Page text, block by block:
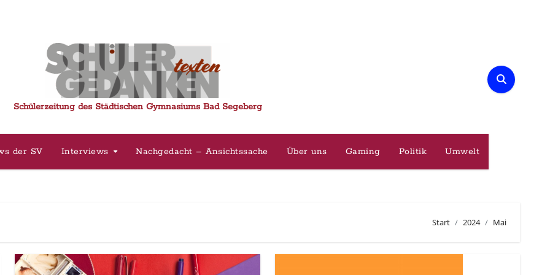
Schülerzeitung des Städtischen Gymnasiums Bad Segeberg
der SV Interviews Nachgedacht – Ansichtssache Über uns Gaming Politik Umwelt
Start 2024 Mai